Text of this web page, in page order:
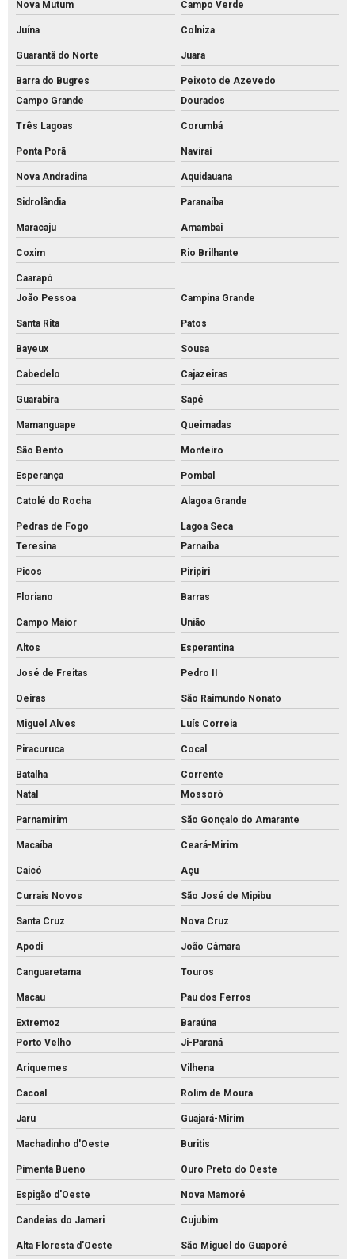
Nova Mutum Campo Verde
Juína Colniza
Guarantã do Norte Juara
Barra do Bugres
Peixoto de Azevedo
Campo Grande
Dourados
Três Lagoas Corumbá
Ponta Porã Naviraí
Nova Andradina Aquidauana
Sidrolândia Paranaíba
Maracaju Amambai
Coxim Rio Brilhante
Caarapó
João Pessoa
Campina Grande
Santa Rita Patos
Bayeux Sousa
Cabedelo Cajazeiras
Guarabira Sapé
Mamanguape Queimadas
São Bento Monteiro
Esperança Pombal
Catolé do Rocha Alagoa Grande
Pedras de Fogo
Lagoa Seca
Teresina
Parnaíba
Picos Piripiri
Floriano Barras
Campo Maior União
Altos Esperantina
José de Freitas Pedro II
Oeiras São Raimundo Nonato
Miguel Alves Luís Correia
Piracuruca Cocal
Batalha
Corrente
Natal
Mossoró
Parnamirim São Gonçalo do Amarante
Macaíba Ceará-Mirim
Caicó Açu
Currais Novos São José de Mipibu
Santa Cruz Nova Cruz
Apodi João Câmara
Canguaretama Touros
Macau Pau dos Ferros
Extremoz
Baraúna
Porto Velho
Ji-Paraná
Ariquemes Vilhena
Cacoal Rolim de Moura
Jaru Guajará-Mirim
Machadinho d'Oeste Buritis
Pimenta Bueno Ouro Preto do Oeste
Espigão d'Oeste Nova Mamoré
Candeias do Jamari Cujubim
Alta Floresta d'Oeste São Miguel do Guaporé